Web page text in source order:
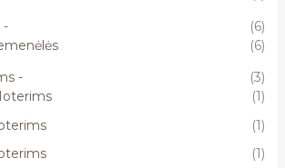
-
(6)
(6)
-
(3)
(1)
(1)
(1)